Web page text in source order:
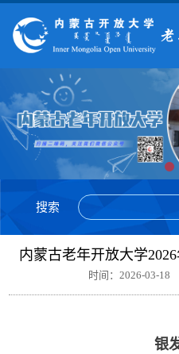
搜索
内蒙古老年开放大学
时间：2026-03-18
银